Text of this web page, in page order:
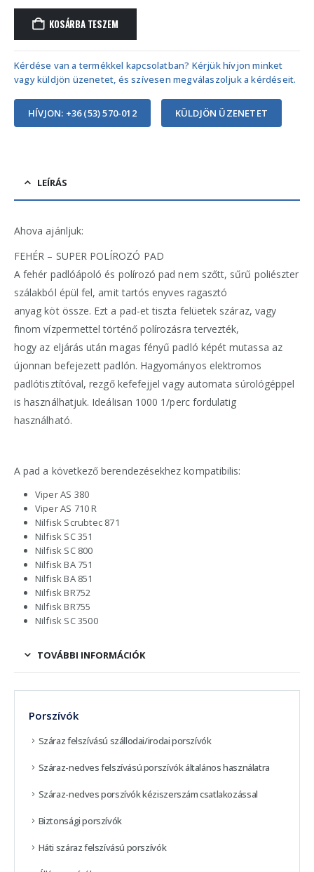
KOSÁRBA TESZEM
Kérdése van a termékkel kapcsolatban? Kérjük hívjon minket
vagy küldjön üzenetet, és szívesen megválaszoljuk a kérdéseit.
HÍVJON: +36 (53) 570-012 KÜLDJÖN ÜZENETET
LEÍRÁS
Ahova ajánljuk:
FEHÉR – SUPER POLÍROZÓ PAD
A fehér padlóápoló és polírozó pad nem szőtt, sűrű poliészter
szálakból épül fel, amit tartós enyves ragasztó
anyag köt össze. Ezt a pad-et tiszta felüetek száraz, vagy
finom vízpermettel történő polírozásra tervezték,
hogy az eljárás után magas fényű padló képét mutassa az
újonnan befejezett padlón. Hagyományos elektromos
padlótisztítóval, rezgő kefefejjel vagy automata súrológéppel
is használhatjuk. Ideálisan 1000 1/perc fordulatig
használható.
A pad a következő berendezésekhez kompatibilis:
Viper AS 380
Viper AS 710 R
Nilfisk Scrubtec 871
Nilfisk SC 351
Nilfisk SC 800
Nilfisk BA 751
Nilfisk BA 851
Nilfisk BR752
Nilfisk BR755
Nilfisk SC 3500
TOVÁBBI INFORMÁCIÓK
Porszívók
Száraz felszívású szállodai/irodai porszívók
Száraz-nedves felszívású porszívók általános használatra
Száraz-nedves porszívók kéziszerszám csatlakozással
Biztonsági porszívók
Háti száraz felszívású porszívók